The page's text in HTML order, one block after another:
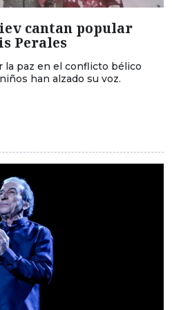
cantan popular
Perales
la paz en el conflicto bélico
han alzado su voz.